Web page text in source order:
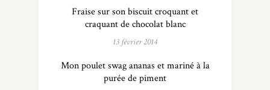
Fraise sur son biscuit croquant et
craquant de chocolat blanc
13 février 2014
Mon poulet swag ananas et mariné à la
purée de piment